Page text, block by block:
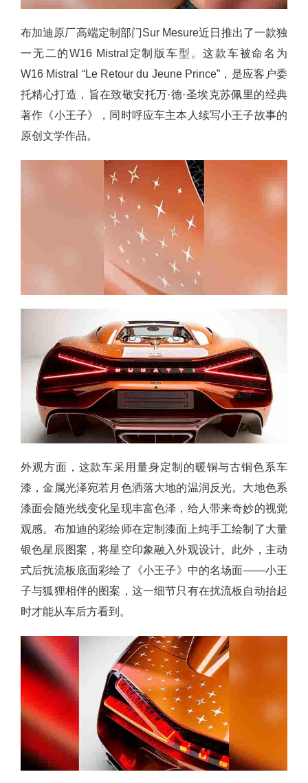
布加迪原厂高端定制部门Sur Mesure近日推出了一款独
一无二的W16 Mistral定制版车型。这款车被命名为
W16 Mistral “Le Retour du Jeune Prince”，是应客户委
托精心打造，旨在致敬安托万·德·圣埃克苏佩里的经典
著作《小王子》，同时呼应车主本人续写小王子故事的
原创文学作品。
外观方面，这款车采用量身定制的暖铜与古铜色系车
漆，金属光泽宛若月色洒落大地的温润反光。大地色系
漆面会随光线变化呈现丰富色泽，给人带来奇妙的视觉
观感。布加迪的彩绘师在定制漆面上纯手工绘制了大量
银色星辰图案，将星空印象融入外观设计。此外，主动
式后扰流板底面彩绘了《小王子》中的名场面——小王
子与狐狸相伴的图案，这一细节只有在扰流板自动抬起
时才能从车后方看到。